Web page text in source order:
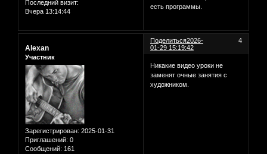
Последний визит:
Вчера 13:14:44
есть программы.
Поделиться 4
2026-
01-29 15:19:42
Alexan
Участник
Зарегистрирован: 2025-01-31
Приглашений: 0
Сообщений: 161
Никакие видео уроки не
заменят очные занятия с
художником.